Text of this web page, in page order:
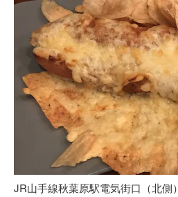
JR山手線秋葉原駅電気街口（北側